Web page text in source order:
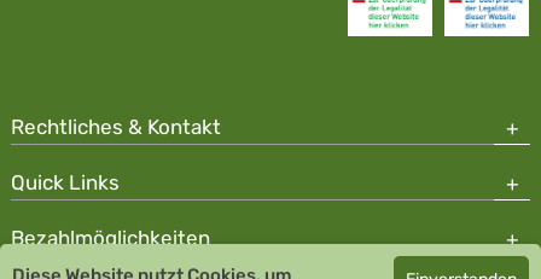
Rechtliches & Kontakt
Quick Links
Bezahlmöglichkeiten